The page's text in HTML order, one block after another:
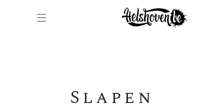
Slapen